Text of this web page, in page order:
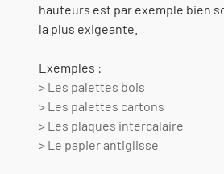
hauteurs est par exemple bien
la plus exigeante.
Exemples :
> Les palettes bois
> Les palettes cartons
> Les plaques intercalaire
> Le papier antiglisse